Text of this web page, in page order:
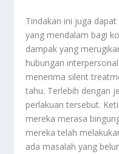
Tindakan ini juga
yang mendalam bagi
dampak yang
hubungan
menerima silent
tahu. Terlebih dengan
perlakuan tersebut.
mereka merasa
mereka telah
ada masalah yang